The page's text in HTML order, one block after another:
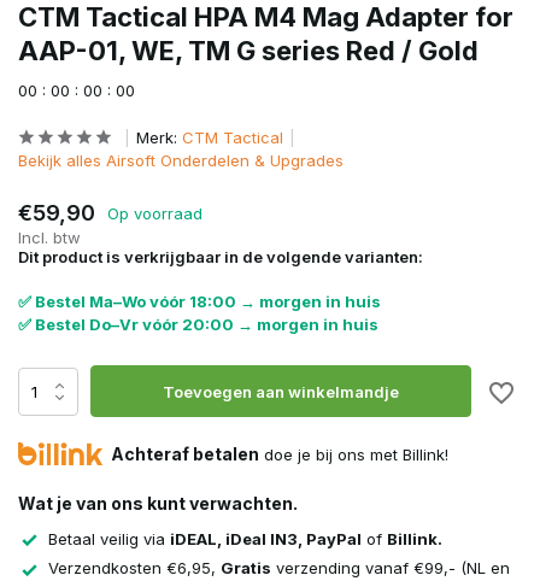
CTM Tactical HPA M4 Mag Adapter for
AAP-01, WE, TM G series Red / Gold
00 : 00 : 00 : 00
Merk: CTM Tactical
Bekijk alles Airsoft Onderdelen & Upgrades
€59,90
Op voorraad
Incl. btw
Dit product is verkrijgbaar in de volgende varianten:
✅ Bestel Ma–Wo vóór 18:00 → morgen in huis
✅ Bestel Do–Vr vóór 20:00 → morgen in huis
Toevoegen aan winkelmandje
Achteraf betalen doe je bij ons met Billink!
Wat je van ons kunt verwachten.
Betaal veilig via iDEAL, iDeal IN3, PayPal of Billink.
Verzendkosten €6,95, Gratis verzending vanaf €99,- (NL en